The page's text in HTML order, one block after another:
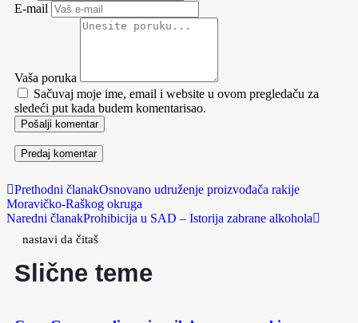
E-mail
Vaša poruka
Sačuvaj moje ime, email i website u ovom pregledaču za
sledeći put kada budem komentarisao.
Pošalji komentar
Prethodni članakOsnovano udruženje proizvođača rakije
Moravičko-Raškog okruga
Naredni članakProhibicija u SAD – Istorija zabrane alkohola
nastavi da čitaš
Slične teme